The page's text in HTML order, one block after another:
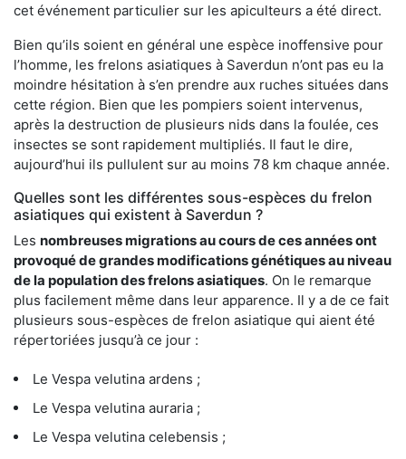
cet événement particulier sur les apiculteurs a été direct.
Bien qu’ils soient en général une espèce inoffensive pour
l’homme, les frelons asiatiques à Saverdun n’ont pas eu la
moindre hésitation à s’en prendre aux ruches situées dans
cette région. Bien que les pompiers soient intervenus,
après la destruction de plusieurs nids dans la foulée, ces
insectes se sont rapidement multipliés. Il faut le dire,
aujourd’hui ils pullulent sur au moins 78 km chaque année.
Quelles sont les différentes sous-espèces du frelon
asiatiques qui existent à Saverdun ?
Les nombreuses migrations au cours de ces années ont
provoqué de grandes modifications génétiques au niveau
de la population des frelons asiatiques. On le remarque
plus facilement même dans leur apparence. Il y a de ce fait
plusieurs sous-espèces de frelon asiatique qui aient été
répertoriées jusqu’à ce jour :
Le Vespa velutina ardens ;
Le Vespa velutina auraria ;
Le Vespa velutina celebensis ;